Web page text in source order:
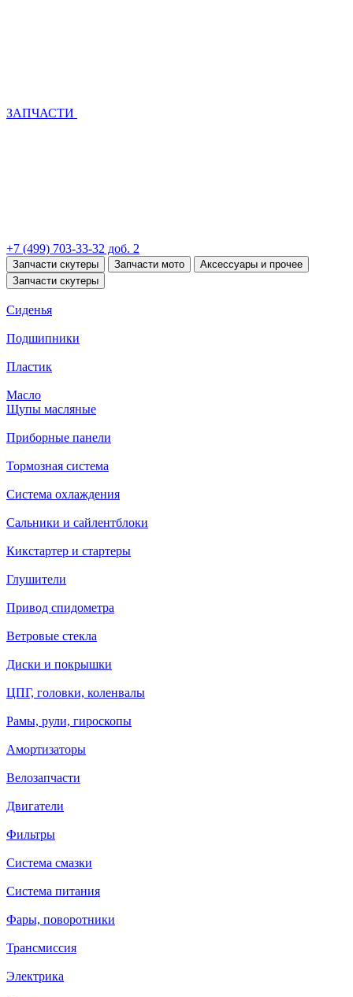
ЗАПЧАСТИ
+7 (499) 703-33-32 доб. 2
Запчасти скутеры Запчасти мото
Аксессуары и прочее
Запчасти скутеры
Сиденья
Подшипники
Пластик
Масло
Щупы масляные
Приборные панели
Тормозная система
Система охлаждения
Сальники и сайлентблоки
Кикстартер и стартеры
Глушители
Привод спидометра
Ветровые стекла
Диски и покрышки
ЦПГ, головки, коленвалы
Рамы, рули, гироскопы
Амортизаторы
Велозапчасти
Двигатели
Фильтры
Система смазки
Система питания
Фары, поворотники
Трансмиссия
Электрика